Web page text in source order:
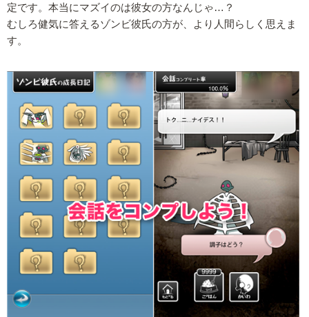
定です。本当にマズイのは彼女の方なんじゃ…？
むしろ健気に答えるゾンビ彼氏の方が、より人間らしく思えま
す。